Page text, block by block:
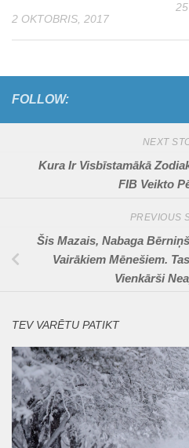
2 OKTOBRIS, 2017
FOLLOW:
NEXT
Kura Ir Visbīstamākā
FIB Veikto
PREVIOUS
Šis Mazais, Nabaga
Vairākiem Mēnešiem.
Vienkārši
TEV VARĒTU PATIKT